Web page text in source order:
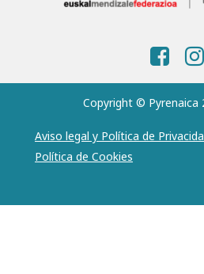
Copyright © Pyrenaica
Aviso legal y Política de
Política de Cookies